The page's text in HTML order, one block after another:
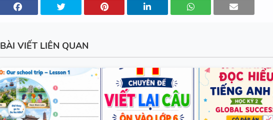
ANH 6 - HỌC KỲ 1 - FILE WORD +
ẢNH MINH HỌA
BẢNG WORD FORM - TIẾNG ANH
- GLOBAL SUCCESS - HỌC KỲ 1 -
ĐÁP ÁN
BÀI VIẾT LIÊN QUAN